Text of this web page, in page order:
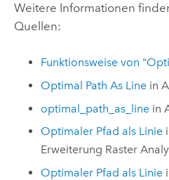
Weitere Informationen
Quellen:
Funktionsweise von
Optimal Path As Line in
optimal_path_as_line in
Optimaler Pfad als Linie
Erweiterung Raster
Optimaler Pfad als Linie